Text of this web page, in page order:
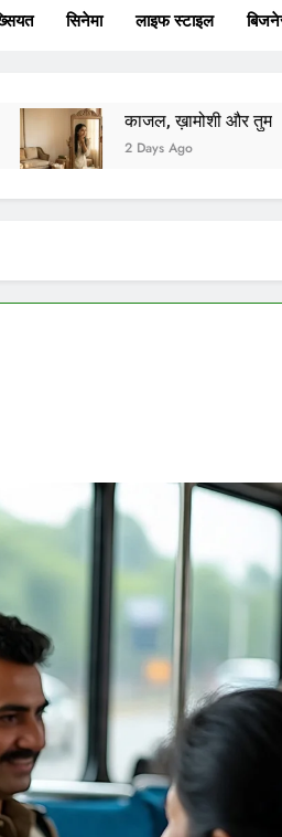
सिनेमा लाइफ स्टाइल
काजल, ख़ामोशी और तुम
2 Days Ago